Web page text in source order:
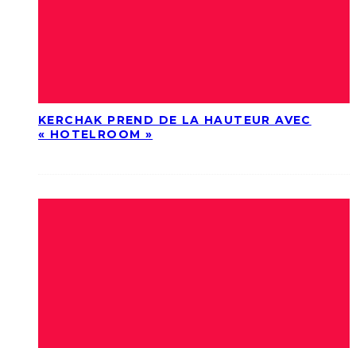
KERCHAK PREND DE LA HAUTEUR AVEC
« HOTELROOM »